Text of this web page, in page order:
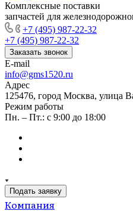
Комплексные поставки
запчастей для
+7 (495) 987-22-32
+7 (495) 987-22-32
Заказать звонок
E-mail
info@gms1520.ru
Адрес
125476, город Москва, улица
Режим работы
Пн. – Пт.: с 9:00 до 18:00
Подать заявку
Компания